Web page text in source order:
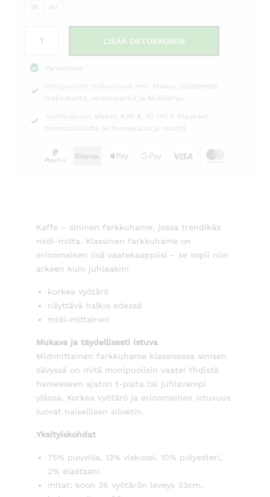
38 40
sininen
määrä
LISÄÄ OSTOSKORIIN
Varastossa
Monipuoliset maksutavat mm. Klarna, yleisimmät
maksukortit, verkkopankit ja MobilePay
Toimituskulut alkaen 4,90 €. Yli 140 € tilaukset
toimituskuluitta (ei huonekalut ja matot)
Kaffe – sininen farkkuhame, jossa trendikäs
midi-mitta. Klassinen farkkuhame on
erinomainen lisä vaatekaappiisi – se sopii niin
arkeen kuin juhlaakin!
korkea vyötärö
näyttävä halkio edessä
midi-mittainen
Mukava ja täydellisesti istuva
Midimittainen farkkuhame klassisessa sinisen
sävyssä on mitä monipuolisin vaate! Yhdistä
hameeseen ajaton t-paita tai juhlavampi
yläosa. Korkea vyötärö ja erinomainen istuvuus
luovat naisellisen siluetin.
Yksityiskohdat
75% puuvilla, 13% viskoosi, 10% polyesteri,
2% elastaani
mitat: koon 36 vyötärön leveys 33cm,